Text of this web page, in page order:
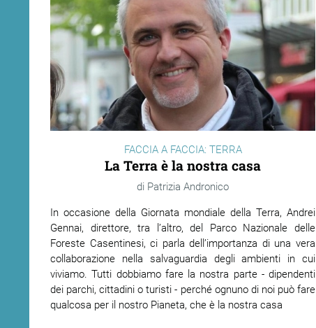
FACCIA A FACCIA: TERRA
La Terra è la nostra casa
Patrizia Andronico
In occasione della Giornata mondiale della Terra, Andrei
Gennai, direttore, tra l’altro, del Parco Nazionale delle
Foreste Casentinesi, ci parla dell’importanza di una vera
collaborazione nella salvaguardia degli ambienti in cui
viviamo. Tutti dobbiamo fare la nostra parte - dipendenti
dei parchi, cittadini o turisti - perché ognuno di noi può fare
qualcosa per il nostro Pianeta, che è la nostra casa